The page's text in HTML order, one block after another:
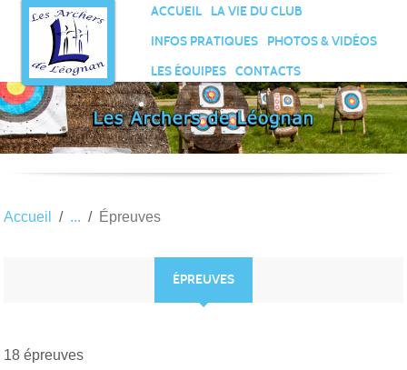
ACCUEIL
LA VIE DU CLUB
INFOS PRATIQUES
PHOTOS & VIDÉOS
LES ÉQUIPES
CONTACTS
Accueil Épreuves
ÉPREUVES
18 épreuves
Panneau de gestion des cookies